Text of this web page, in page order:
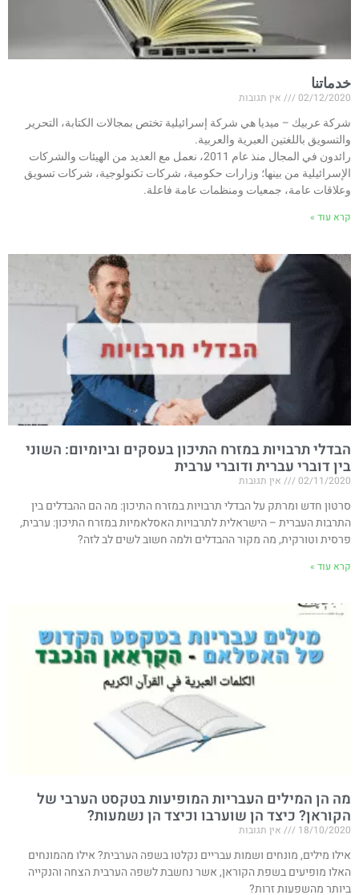
خدماتنا
02/12/2020 אין תגובות
شركة عربيك – ميديا هي شركة إسرائيلية تختص بمجالات الكتابة، التحرير
والتسويق باللغتين العبرية والعربية.
رائدون في المجال منذ عام 2011، نعمل مع العديد من الهيئات والشركات
الإسرائيلية من بينها؛ وزارات حكومية، شركات تكنولوجية، شركات تسويق
وعلاقات عامة، جمعيات ومنظمات عامة فاعلة.
קרא עוד »
הבדלי תרבויות במזרח התיכון בעסקים וביומיום: השוני
בין דוברי עברית ודוברי ערבית
02/11/2020 אין תגובות
סרטון חדש ומרתק על הבדלי תרבויות במזרח התיכון: מה הם ההבדלים בין
התרבות העברית – הישראלית לתרבויות האסלאמיות במזרח התיכון: ערבית,
פרסית וטורקית, מה מקור ההבדלים ולמה חשוב לשים לב לזה?
קרא עוד »
מה הן המילים העבריות המופיעות בטקסט הערבי של
הקוראן? כיצד הן שוערבו וכיצד הן נשמעות?
18/10/2020 אין תגובות
אילו מילים, מונחים ושמות עבריים נקלטו בשפה הערבית? אילו מהמונחים
האלו מופיעים בשפת הקוראן, אשר נחשבת לשפה הערבית הצחה והנקייה
ביותר מהשפעות זרות?